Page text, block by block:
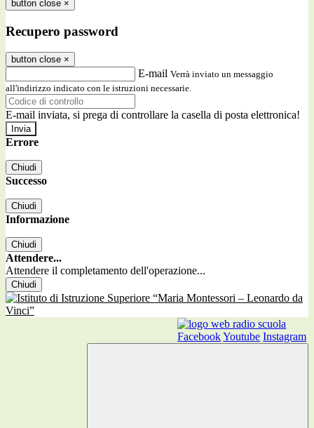
button close ×
Recupero password
button close ×
E-mail Verrà inviato un messaggio
all'indirizzo indicato con le istruzioni necessarie.
E-mail inviata, si prega di controllare la casella di posta elettronica!
Errore
Chiudi
Successo
Chiudi
Informazione
Chiudi
Attendere...
Attendere il completamento dell'operazione...
Chiudi
FacebookYoutube Instagram